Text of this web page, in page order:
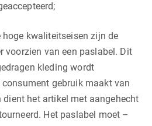
hoge kwaliteitseisen zijn de
voorzien van een paslabel. Dit
kleding wordt
gebruik maakt van
het artikel met aangehecht
Het paslabel moet –